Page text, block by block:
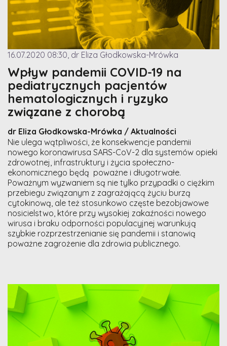
16.07.2020 08:30, dr Eliza Głodkowska-Mrówka
Wpływ pandemii COVID-19 na
pediatrycznych pacjentów
hematologicznych i ryzyko
związane z chorobą
dr Eliza Głodkowska-Mrówka / Aktualności
Nie ulega wątpliwości, że konsekwencje pandemii
nowego koronawirusa SARS-CoV-2 dla systemów opieki
zdrowotnej, infrastruktury i życia społeczno-
ekonomicznego będą poważne i długotrwałe.
Poważnym wyzwaniem są nie tylko przypadki o ciężkim
przebiegu związanym z zagrażającą życiu burzą
cytokinową, ale też stosunkowo częste bezobjawowe
nosicielstwo, które przy wysokiej zakaźności nowego
wirusa i braku odporności populacyjnej warunkują
szybkie rozprzestrzenianie się pandemii i stanowią
poważne zagrożenie dla zdrowia publicznego.